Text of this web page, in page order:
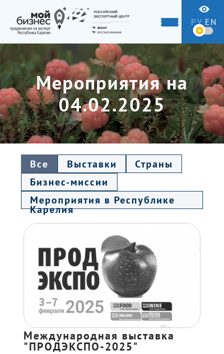
РУ EN
Мероприятия на
04.02.2025
Все Выставки
Страны
Бизнес-миссии
Мероприятия в Республике
Карелия
Международная выставка
"ПРОДЭКСПО-2025"